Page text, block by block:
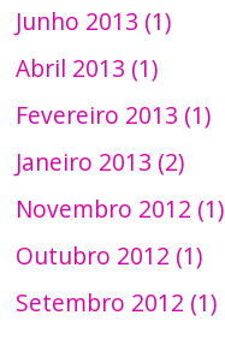
Junho 2013 (1)
Abril 2013 (1)
Fevereiro 2013 (1)
Janeiro 2013 (2)
Novembro 2012 (1)
Outubro 2012 (1)
Setembro 2012 (1)